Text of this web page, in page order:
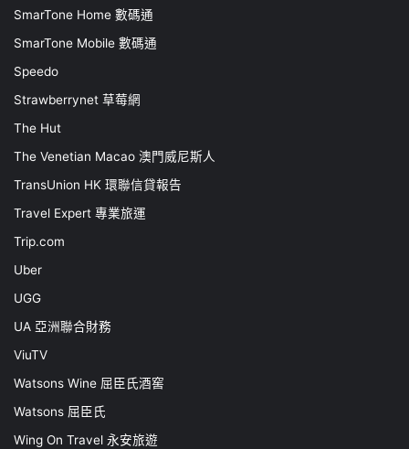
SmarTone Home 數碼通
SmarTone Mobile 數碼通
Speedo
Strawberrynet 草莓網
The Hut
The Venetian Macao 澳門威尼斯人
TransUnion HK 環聯信貸報告
Travel Expert 專業旅運
Trip.com
Uber
UGG
UA 亞洲聯合財務
ViuTV
Watsons Wine 屈臣氏酒窖
Watsons 屈臣氏
Wing On Travel 永安旅遊